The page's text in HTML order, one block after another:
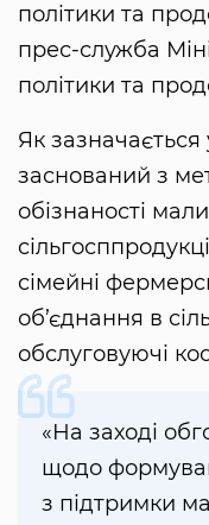
політики та
прес-служба
політики та
Як зазначається
заснований з
обізнаності
сімейні
об’єднання в
обслуговуючі
«На заході
щодо
з підтримки